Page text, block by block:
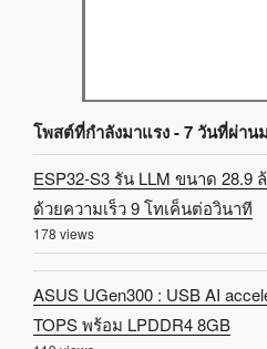
โพสต์ที่กำลังมาแรง - 7 วันที่ผ่าน
ESP32-S3 รัน LLM ขนาด 28.9
ด้วยความเร็ว 9 โทเค็นต่อวินาที
178 views
ASUS UGen300 : USB AI
TOPS พร้อม LPDDR4 8GB